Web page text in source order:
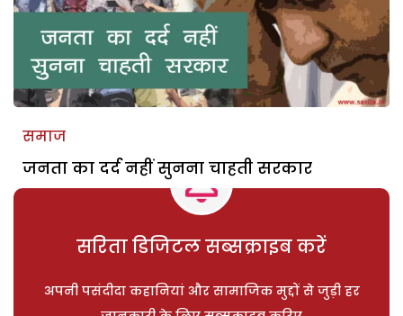
समाज
जनता का दर्द नहीं सुनना चाहती सरकार
सरिता डिजिटल सब्सक्राइब करें
अपनी पसंदीदा कहानियां और सामाजिक मुद्दों से जुड़ी हर